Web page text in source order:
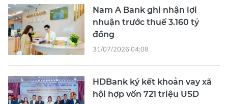
Nam A Bank ghi nhận lợi
nhuận trước thuế 3.160 tỷ
đồng
31/07/2026 04:08
HDBank ký kết khoản vay xã
hội hợp vốn 721 triệu USD